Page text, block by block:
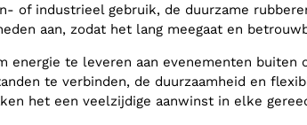
of industrieel gebruik, de duurzame
aan, zodat het lang meegaat en
energie te leveren aan evenementen buiten
te verbinden, de duurzaamheid en
het een veelzijdige aanwinst in elke